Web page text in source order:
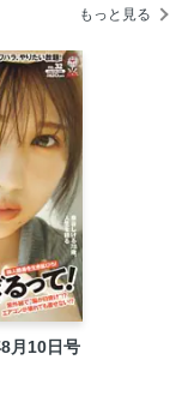
プレゼント実施
！
評発売中！
日（土）待望の
売中!!!
女 豊島心桜
もっと見る
月10日号